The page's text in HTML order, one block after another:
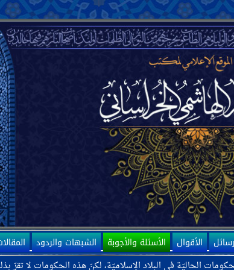
الأقوال الأسئلة والأجوبة الشبهات والردود
الإسلاميّة، لكنّ هذه الحكومات لا تقرّ بذلك، بل ترى